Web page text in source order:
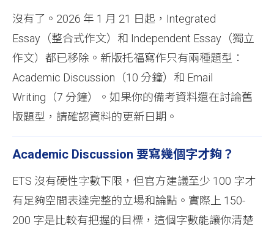
沒有了。2026 年 1 月 21 日起，Integrated
Essay（整合式作文）和 Independent Essay（獨立
作文）都已移除。新版托福寫作只有兩種題型：
Academic Discussion（10 分鐘）和 Email
Writing（7 分鐘）。如果你的備考資料還在討論舊
版題型，請確認資料的更新日期。
Academic Discussion 要寫幾個字才夠？
ETS 沒有硬性字數下限，但官方建議至少 100 字才
有足夠空間表達完整的立場和論點。實際上 150-
200 字是比較有把握的目標，這個字數能讓你清楚